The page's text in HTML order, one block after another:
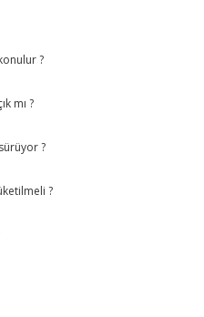
?
mı ?
?
?